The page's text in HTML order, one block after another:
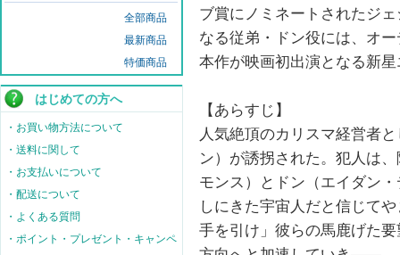
全部商品
最新商品
特価商品
はじめての方へ
・お買い物方法について
・送料に関して
・お支払いについて
・配送について
・よくある質問
・ポイント・プレゼント・キャンペ
ブ賞にノミネートされたジ
なる従弟・ドン役には、オ
本作が映画初出演となる新
【あらすじ】
人気絶頂のカリスマ経営者
ン）が誘拐された。犯人は
モンス）とドン（エイダン
しにきた宇宙人だと信じて
手を引け」彼らの馬鹿げた